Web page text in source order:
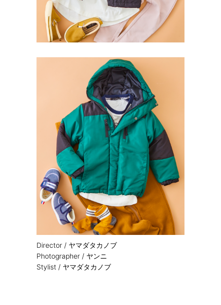
Director / ヤマダタカノブ
Photographer / ヤンニ
Stylist / ヤマダタカノブ